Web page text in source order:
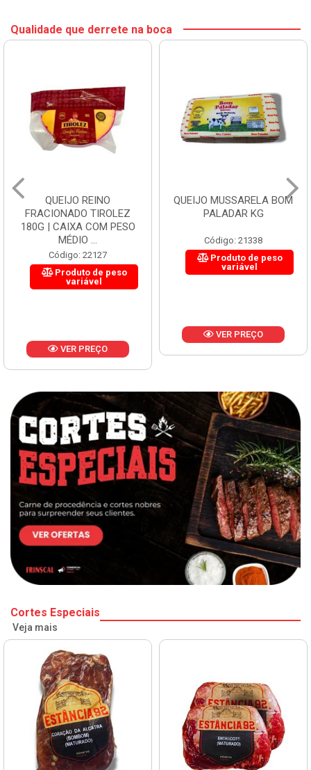
Qualidade que derrete na boca
QUEIJO REINO
FRACIONADO TIROLEZ
180G | CAIXA COM PESO
MÉDIO ...
Código: 22127
Produto de peso
variável
VER PREÇO
QUEIJO MUSSARELA BOM
PALADAR KG
Código: 21338
Produto de peso
variável
VER PREÇO
Cortes Especiais
Veja mais